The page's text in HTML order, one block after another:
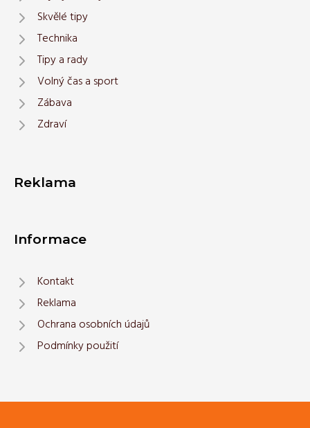
Skvělé tipy
Technika
Tipy a rady
Volný čas a sport
Zábava
Zdraví
Reklama
Informace
Kontakt
Reklama
Ochrana osobních údajů
Podmínky použití